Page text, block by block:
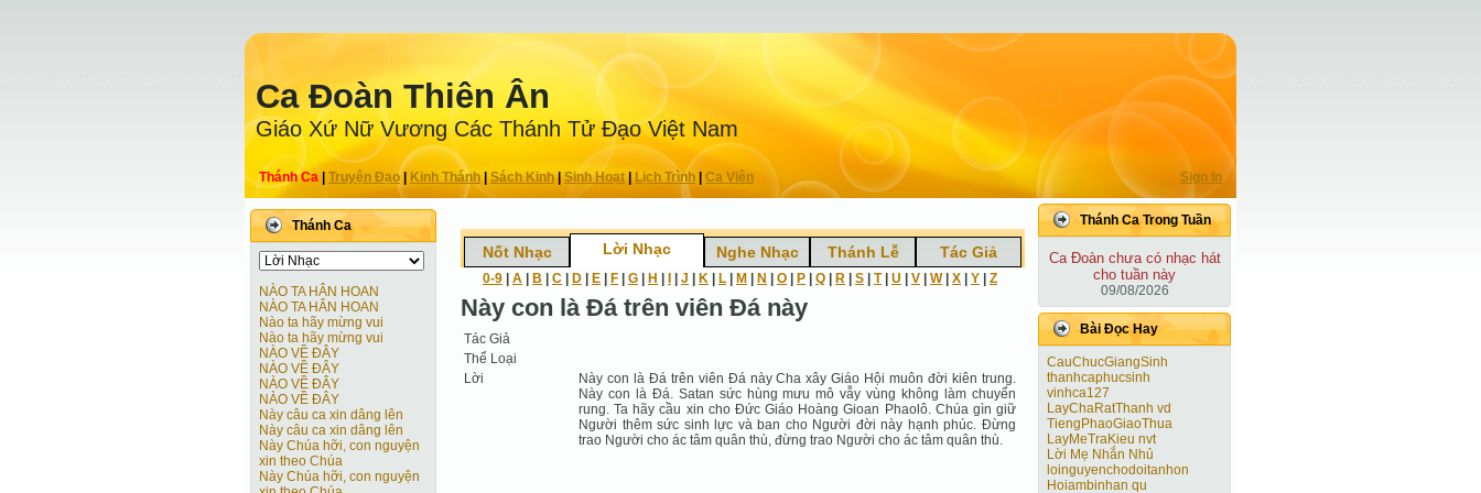
Ca Ðoàn Thiên Ân
Giáo Xứ Nữ Vương Các Thánh Tử Ðạo Việt Nam
Thánh Ca Truyện Ðạo| Kinh Thánh Sách Kinh|Sinh Hoạt| Lịch Trình Ca Viên Sign In
Thánh Ca
NÀO TA HÂN HOAN
NÀO TA HÂN HOAN
Nào ta hãy mừng vui
Nào ta hãy mừng vui
NÀO VỀ ĐÂY
NÀO VỀ ĐÂY
NÀO VỀ ĐÂY
NÀO VỀ ĐÂY
Này câu ca xin dâng lên
Này câu ca xin dâng lên
Này Chúa hỡi, con nguyện
xin theo Chúa
Này Chúa hỡi, con nguyện
Nốt Nhạc Lời Nhạc Nghe Nhạc Thánh Lễ Tác Giả
0-9 A B C D E F G H J K L M N O P Q R S T| U V W| X Y Z
Này con là Ðá trên viên Ðá này
Tác Giả
Thể Loại
Lời
Này con là Ðá trên viên Ðá này Cha xây Giáo Hội muôn đời kiên trung.
Này con là Ðá. Satan sức hùng mưu mô vẫy vùng không làm chuyển
rung. Ta hãy cầu xin cho Ðức Giáo Hoàng Gioan Phaolô. Chúa gìn giữ
Người thêm sức sinh lực và ban cho Người đời này hạnh phúc. Ðừng
trao Người cho ác tâm quân thù, đừng trao Người cho ác tâm quân thù.
Thánh Ca Trong Tuần
Ca Ðoàn chưa có nhạc hát
cho tuần này
09/08/2026
Bài Ðọc Hay
CauChucGiangSinh
thanhcaphucsinh
vinhca127
LayChaRatThanh vd
TiengPhaoGiaoThua
LayMeTraKieu nvt
Lời Mẹ Nhắn Nhủ
loinguyenchodoitanhon
Hoiambinhan qu